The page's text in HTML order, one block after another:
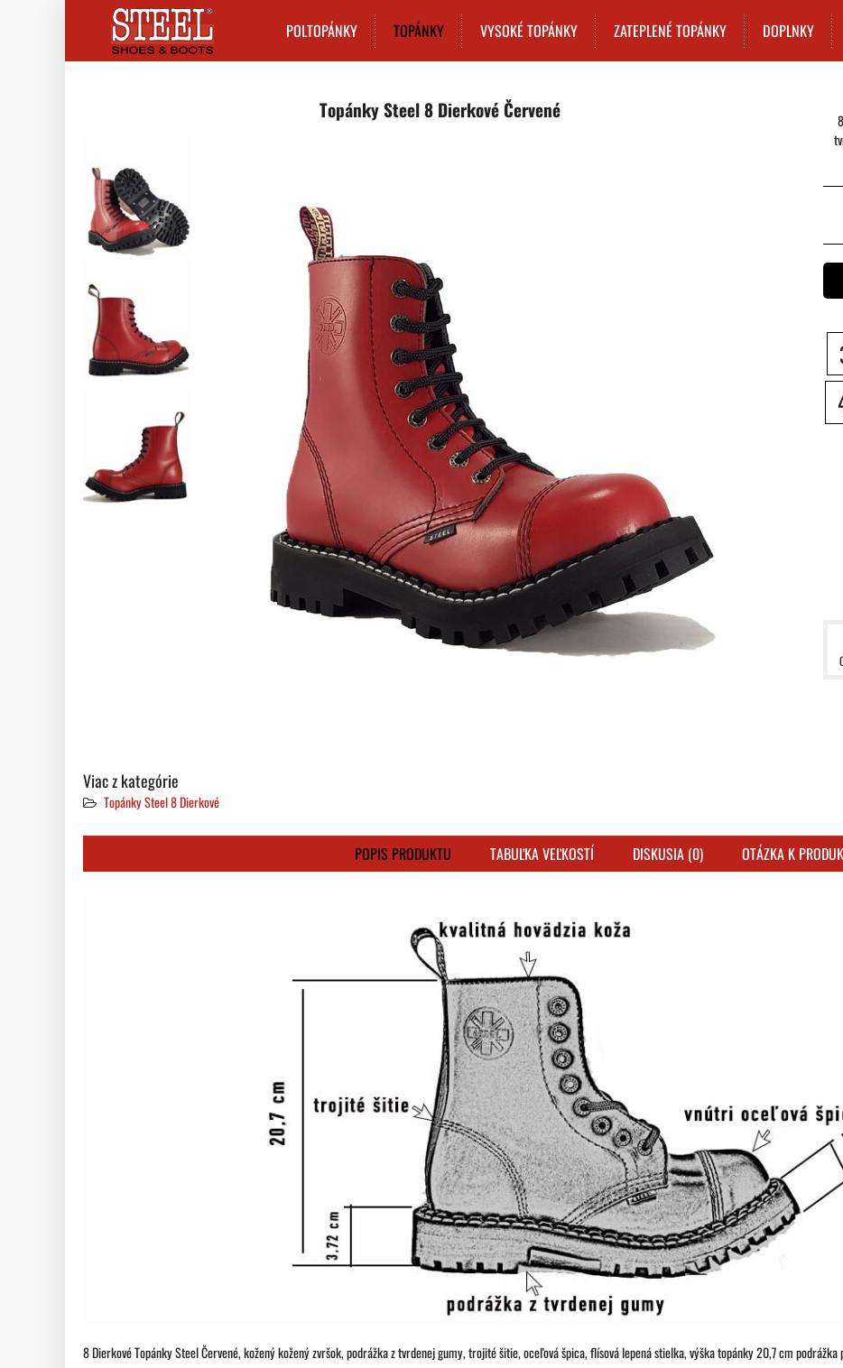
POLTOPÁNKY TOPÁNKY VYSOKÉ TOPÁNKY ZATEPLENÉ TOPÁNKY DOPLNKY
Topánky Steel 8 Dierkové Červené
Viac z kategórie
Topánky Steel 8 Dierkové
POPIS PRODUKTU TABUĽKA VEĽKOSTÍ DISKUSIA (0) OTÁZKA K
8 Dierkové Topánky Steel Červené, kožený kožený zvršok, podrážka z tvrdenej gumy, trojité šitie, oceľová špica, flísová lepená stielka, výška topánky 20,7 cm